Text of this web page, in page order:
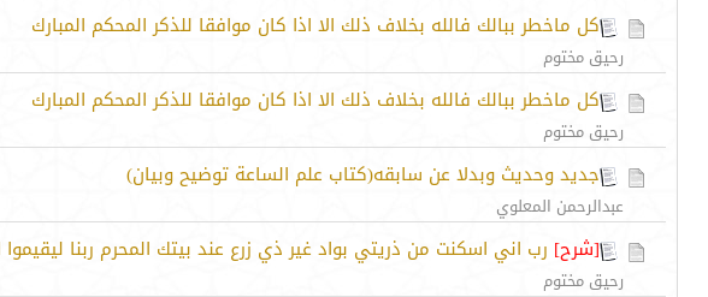
كل ماخطر ببالك فالله بخلاف ذلك الا اذا كان موافقا للذكر المحكم المبارك
رحيق مختوم
كل ماخطر ببالك فالله بخلاف ذلك الا اذا كان موافقا للذكر المحكم المبارك
رحيق مختوم
جديد وحديث وبدلا عن سابقه(كتاب علم الساعة توضيح وبيان)
عبدالرحمن المعلوي
[شرح] رب اني اسكنت من ذريتي بواد غير ذي زرع عند بيتك المحرم ربنا ليقيموا
رحيق مختوم